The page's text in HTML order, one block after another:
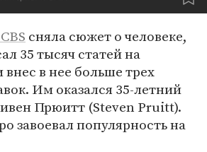
сняла сюжет о человеке,
35 тысяч статей на
в нее больше трех
Им оказался 35-летний
Прюитт (Steven Pruitt).
завоевал популярность на